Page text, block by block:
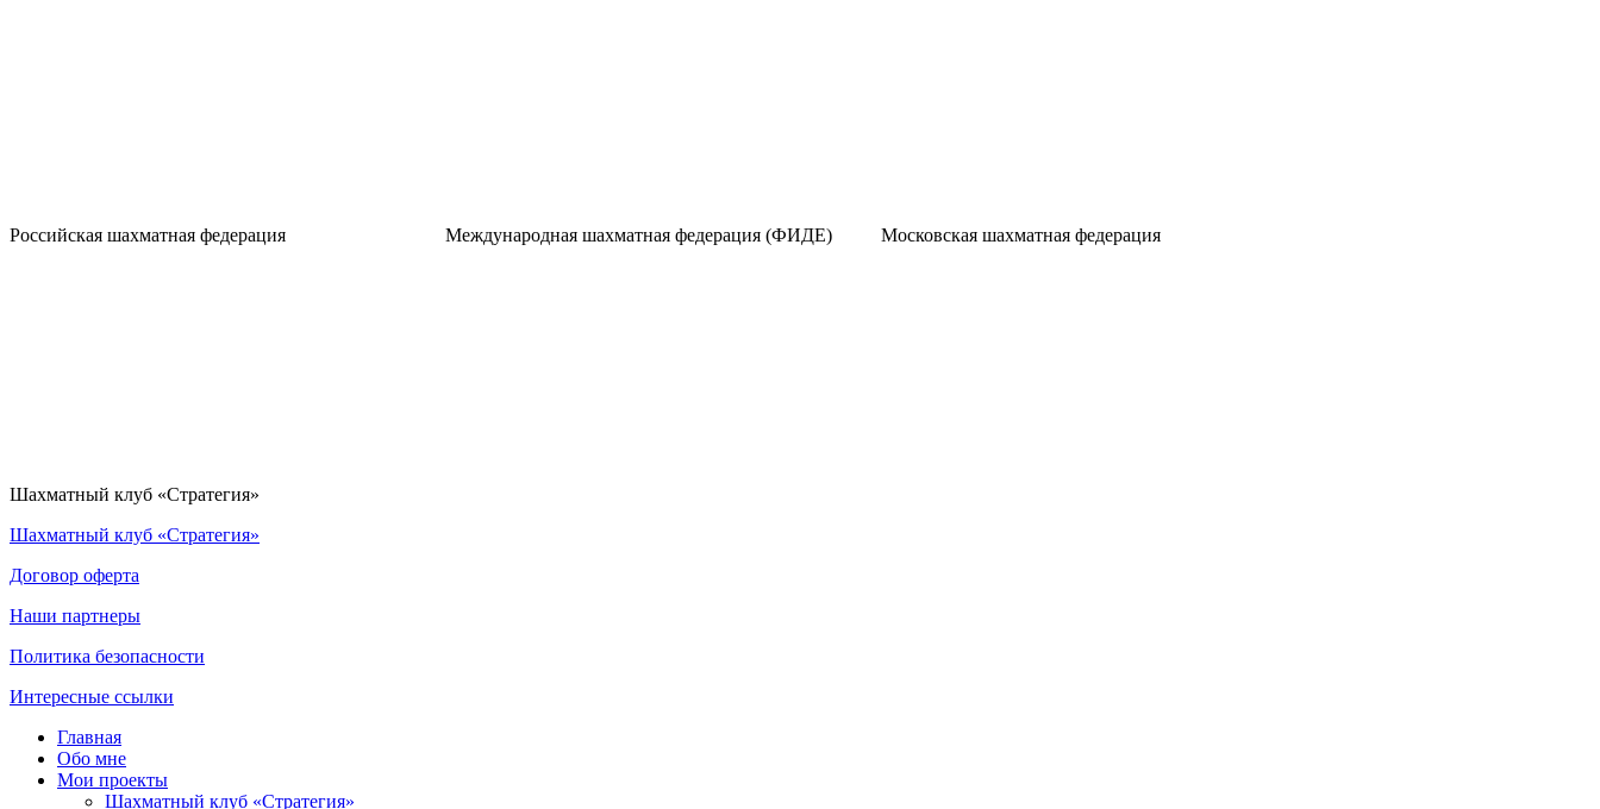
Российская шахматная федерация Международная шахматная федерация (ФИДЕ) Московская шахматная федерация
Шахматный клуб «Стратегия»
Шахматный клуб «Стратегия»
Договор оферта
Наши партнеры
Политика безопасности
Интересные ссылки
Главная
Обо мне
Мои проекты
Шахматный клуб «Стратегия»